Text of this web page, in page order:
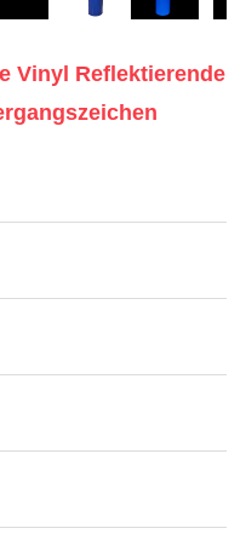
Vinyl Reflektierende